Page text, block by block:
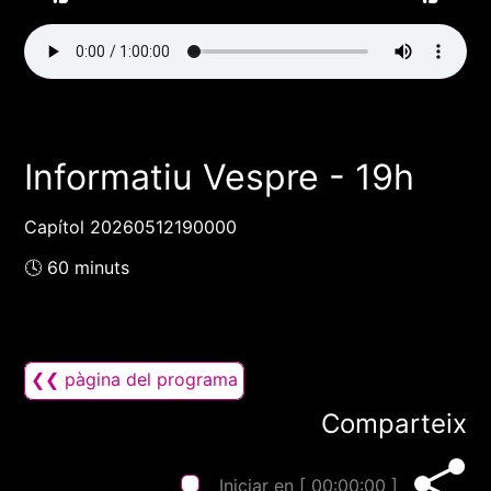
Informatiu Vespre - 19h
Capítol 20260512190000
🕓 60 minuts
❮❮ pàgina del programa
Comparteix
Iniciar en [ 00:00:00 ]